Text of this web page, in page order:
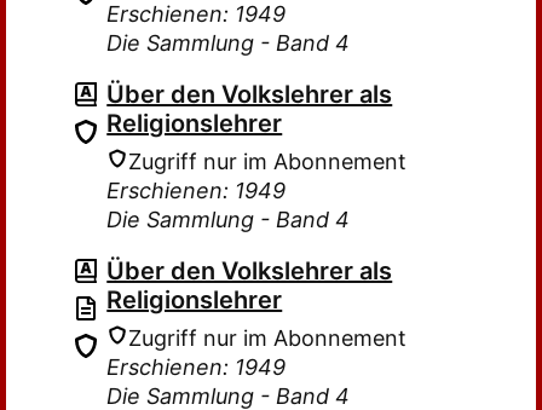
Erschienen: 1949
Die Sammlung - Band 4
Über den Volkslehrer als
Religionslehrer
Zugriff nur im Abonnement
Erschienen: 1949
Die Sammlung - Band 4
Über den Volkslehrer als
Religionslehrer
Zugriff nur im Abonnement
Erschienen: 1949
Die Sammlung - Band 4